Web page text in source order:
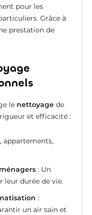
pour les
Grâce à
prestation de
le nettoyagede
et efficacité :
appartements,
: Un
leur durée de vie.
:
un air sain et